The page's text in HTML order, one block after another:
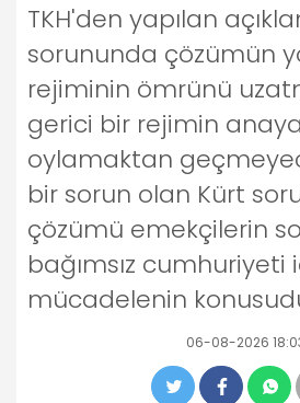
TKH'den yapılan
sorununda çözümün
rejiminin ömrünü
gerici bir rejimin
oylamaktan
bir sorun olan Kürt
çözümü emekçilerin
bağımsız cumhuriyeti
mücadelenin
06-08-2026